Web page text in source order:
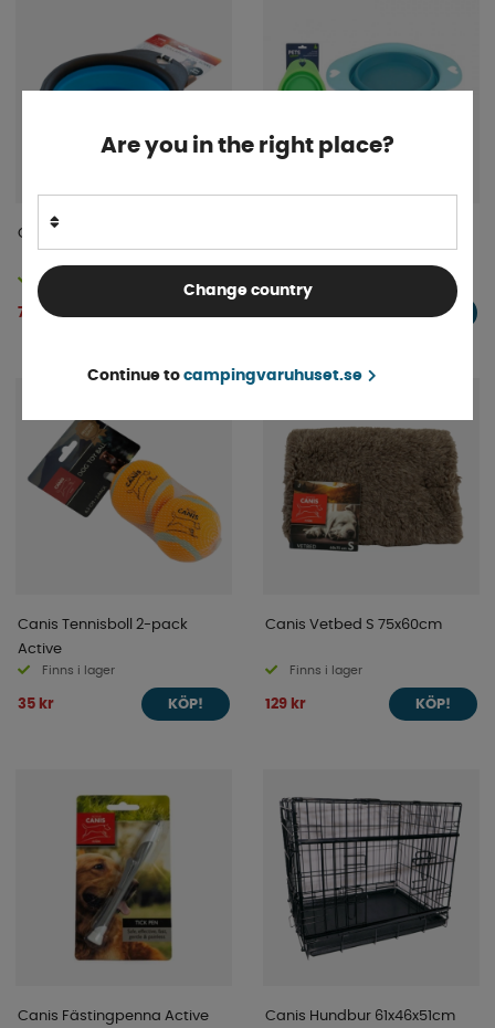
Canis Skål Hopfällbar 550ml
Finns i lager
79 kr KÖP!
Canis Tennisboll 2-pack
Active
Finns i lager
35 kr KÖP!
Canis Vetbed S 75x60cm
Finns i lager
129 kr KÖP!
Canis Fästingpenna Active
Canis Hundbur 61x46x51cm
Are you in the right place?
Change country
Continue to campingvaruhuset.se